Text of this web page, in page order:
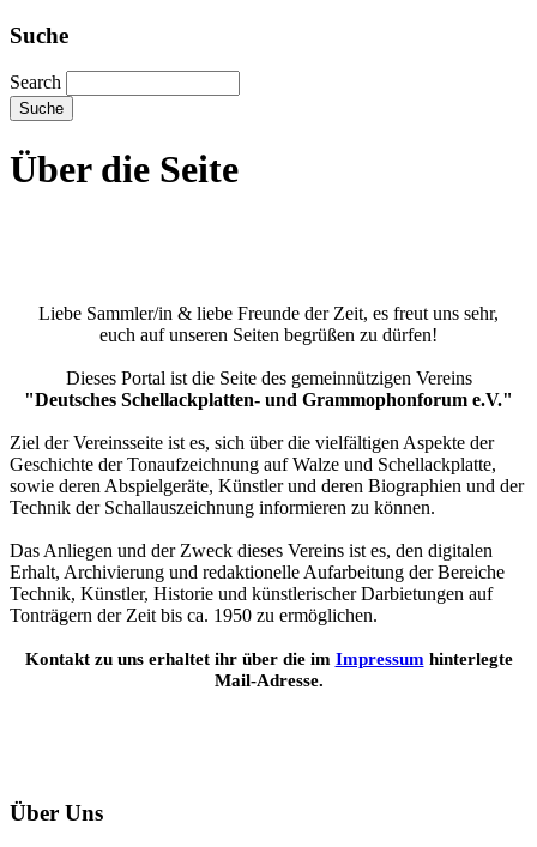
Suche
Search
Über die Seite
Liebe Sammler/in & liebe Freunde der Zeit, es freut uns sehr,
euch auf unseren Seiten begrüßen zu dürfen!
Dieses Portal ist die Seite des gemeinnützigen Vereins
"Deutsches Schellackplatten- und Grammophonforum e.V."
Ziel der Vereinsseite ist es, sich über die vielfältigen Aspekte der
Geschichte der Tonaufzeichnung auf Walze und Schellackplatte,
sowie deren Abspielgeräte, Künstler und deren Biographien und der
Technik der Schallauszeichnung informieren zu können.
Das Anliegen und der Zweck dieses Vereins ist es, den digitalen
Erhalt, Archivierung und redaktionelle Aufarbeitung der Bereiche
Technik, Künstler, Historie und künstlerischer Darbietungen auf
Tonträgern der Zeit bis ca. 1950 zu ermöglichen.
Kontakt zu uns erhaltet ihr über die im Impressum hinterlegte
Mail-Adresse.
Über Uns